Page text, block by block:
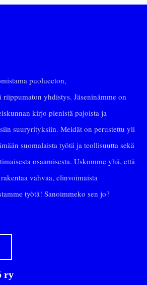
puolueeton,
yhdistys. Jäseninämme on
kirjo pienistä pajoista ja
suuryrityksiin. Meidät on perustettu yli
suomalaista työtä ja teollisuutta sekä
osaamisesta. Uskomme yhä, että
vahvaa, elinvoimaista
työtä! Sanoimmeko sen jo?
ry